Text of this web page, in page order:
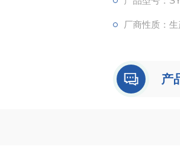
厂商性质：
产